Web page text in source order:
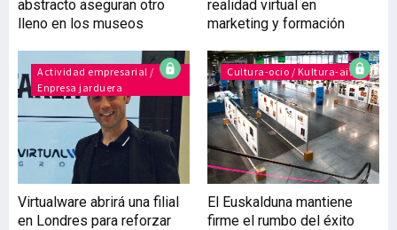
abstracto aseguran otro
lleno en los museos
realidad virtual en
marketing y formación
Actividad empresarial /
Enpresa jarduera
Virtualware abrirá una filial
en Londres para reforzar
Cultura-ocio / Kultura-aisia
El Euskalduna mantiene
firme el rumbo del éxito